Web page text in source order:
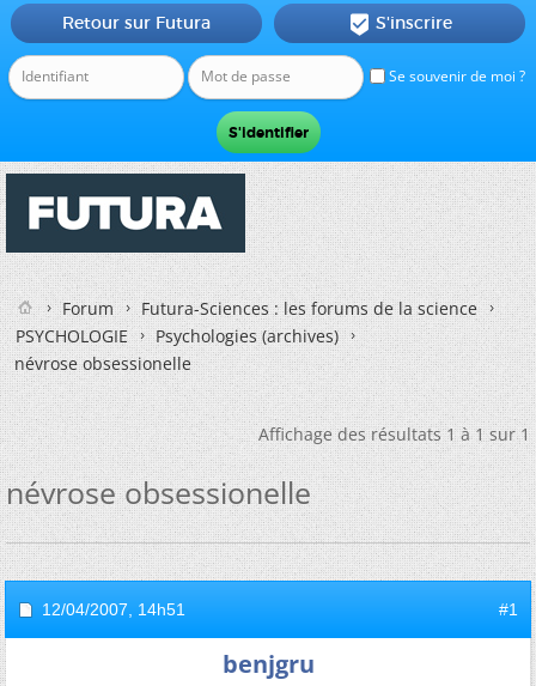
Se souvenir de moi ?
Retour sur Futura  S'inscrire
Forum
Futura-Sciences : les forums de la science
PSYCHOLOGIE
Psychologies (archives)
névrose obsessionelle
Affichage des résultats 1 à 1 sur 1
névrose obsessionelle
12/04/2007, 14h51 #1
benjgru